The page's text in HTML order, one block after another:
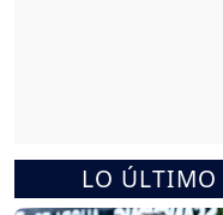
LO ÚLTIMO